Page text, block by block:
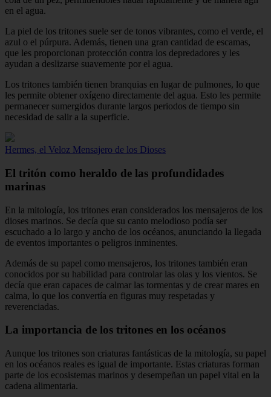
en el agua.
La piel de los tritones suele ser de tonos vibrantes, como el verde, el
azul o el púrpura. Además, tienen una gran cantidad de escamas,
que les proporcionan protección contra los depredadores y les
ayudan a deslizarse suavemente por el agua.
Los tritones también tienen branquias en lugar de pulmones, lo que
les permite obtener oxígeno directamente del agua. Esto les permite
permanecer sumergidos durante largos periodos de tiempo sin
necesidad de salir a la superficie.
Hermes, el Veloz Mensajero de los Dioses
El tritón como heraldo de las profundidades
marinas
En la mitología, los tritones eran considerados los mensajeros de los
dioses marinos. Se decía que su canto melodioso podía ser
escuchado a lo largo y ancho de los océanos, anunciando la llegada
de eventos importantes o peligros inminentes.
Además de su papel como mensajeros, los tritones también eran
conocidos por su habilidad para controlar las olas y los vientos. Se
decía que eran capaces de calmar las tormentas y de crear mares en
calma, lo que los convertía en figuras muy respetadas y
reverenciadas.
La importancia de los tritones en los océanos
Aunque los tritones son criaturas fantásticas de la mitología, su papel
en los océanos reales es igual de importante. Estas criaturas forman
parte de los ecosistemas marinos y desempeñan un papel vital en la
cadena alimentaria.